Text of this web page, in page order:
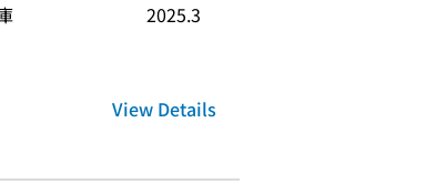
2025.3
View Details